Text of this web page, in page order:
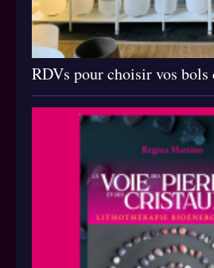
RDVs pour choisir vos bols